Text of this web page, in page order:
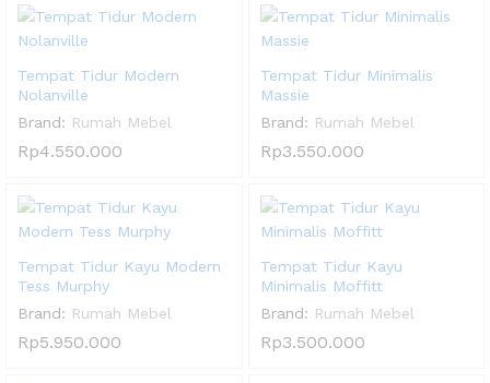
Tempat Tidur Modern
Nolanville
Brand: Rumah Mebel
Rp4.550.000
Tempat Tidur Minimalis
Massie
Brand: Rumah Mebel
Rp3.550.000
Tempat Tidur Kayu Modern
Tess Murphy
Brand: Rumah Mebel
Rp5.950.000
Tempat Tidur Kayu
Minimalis Moffitt
Brand: Rumah Mebel
Rp3.500.000